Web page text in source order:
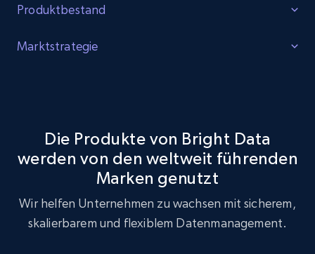
Produktbestand
Lücken identifizieren
Jetzt kaufen
Marktstrategie
Kundenpräferenzen zu identifizieren.
Die Produkte von Bright Data
werden von den weltweit führenden
Marken genutzt
Wir helfen Unternehmen zu wachsen mit sicherem,
skalierbarem und flexiblem Datenmanagement.